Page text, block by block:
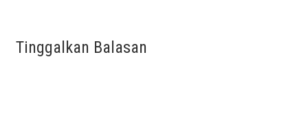
Tinggalkan Balasan